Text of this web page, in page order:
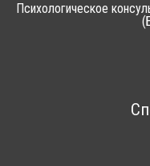
Психологическое